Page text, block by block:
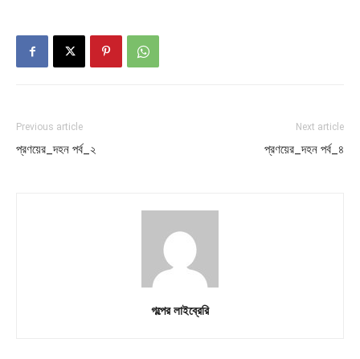
Previous article
প্রণয়ের_দহন পর্ব_২
Next article
প্রণয়ের_দহন পর্ব_৪
গল্পের লাইব্রেরি